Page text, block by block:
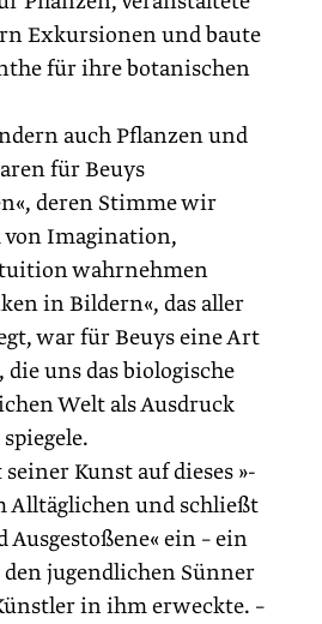
Exkursionen und baute
für ihre botanischen
auch Pflanzen und
für Beuys
deren Stimme wir
Imagination,
wahrnehmen
in Bildern«, das aller
war für Beuys eine Art
uns das biologische
Welt als Ausdruck
Kunst auf dieses »­
Alltäglichen und schließt
Ausgestoßene« ein – ein
jugendlichen Sünner
in ihm erweckte. –